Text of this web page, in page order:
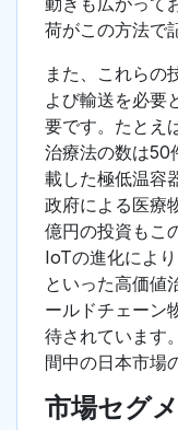
荷がこの方法で
また、これらの
よび輸送を必要
要です。たとえ
治療法の数は50
載した極低温容
政府による医療
億円の投資もこ
IoTの進化によ
といった高価値
ールドチェーン
待されています
間中の日本市場
市場セグ